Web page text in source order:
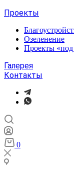
Проекты
Озеленение
Проекты
Галерея
Контакты
0